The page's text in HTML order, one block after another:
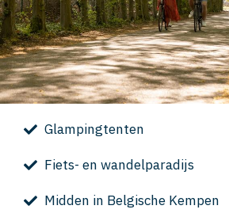
Glampingtenten
Fiets- en wandelparadijs
Midden in Belgische Kempen